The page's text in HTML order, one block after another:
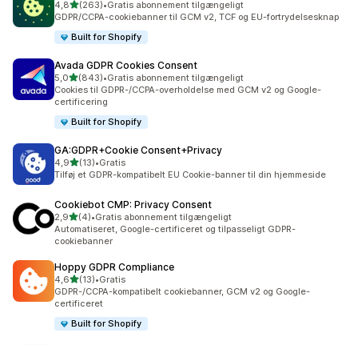
4,8ud af 5 stjerner
(263)
263 anmeldelser i alt
•Gratis abonnement tilgængeligt
GDPR/CCPA-cookiebanner til GCM v2, TCF og EU-fortrydelsesknap
Built for Shopify
Avada GDPR Cookies Consent
5,0ud af 5 stjerner
(843)
843 anmeldelser i alt
•Gratis abonnement tilgængeligt
Cookies til GDPR-/CCPA-overholdelse med GCM v2 og Google-
certificering
Built for Shopify
GA:GDPR+Cookie Consent+Privacy
4,9ud af 5 stjerner
(13)
13 anmeldelser i alt
•Gratis
Tilføj et GDPR-kompatibelt EU Cookie-banner til din hjemmeside
Cookiebot CMP: Privacy Consent
2,9ud af 5 stjerner
(4)
4 anmeldelser i alt
•Gratis abonnement tilgængeligt
Automatiseret, Google-certificeret og tilpasseligt GDPR-
cookiebanner
Hoppy GDPR Compliance
4,6ud af 5 stjerner
(13)
13 anmeldelser i alt
•Gratis
GDPR-/CCPA-kompatibelt cookiebanner, GCM v2 og Google-
certificeret
Built for Shopify